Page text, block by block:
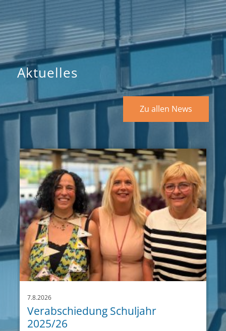
Aktuelles
Zu allen News
7.8.2026
Verabschiedung Schuljahr
2025/26